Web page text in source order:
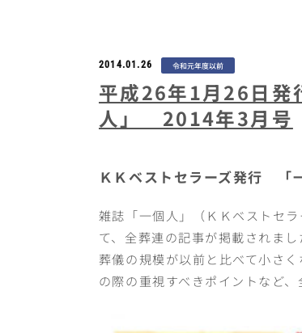
2014.01.26 令和元年度以前
平成26年1月26日
人」 2014年3月号
ＫＫベストセラーズ発行
雑誌「一個人」（ＫＫベストセ
て、全葬連の記事が掲載されまし
葬儀の規模が以前と比べて小さ
の際の重視すべきポイントなど